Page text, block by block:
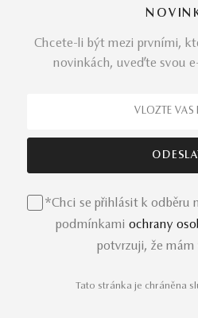
Chcete-li být mezi prvními,
novinkách, uveďte svou
*Chci se přihlásit k odběru
podmínkami ochrany
potvrzuji, že mám
Tato stránka je chráněna